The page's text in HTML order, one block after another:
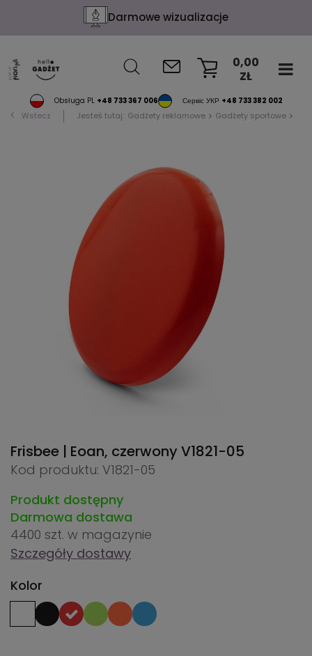
Darmowe wizualizacje
Obsługa PL +48 733 367 006 Сервіс УКР +48 733 382 002
0,00
ZŁ
Wstecz Jesteś tutaj: Gadżety reklamowe Gadżety sportowe
Frisbee | Eoan, czerwonyV1821-05
Kod produktu: V1821-05
Produkt dostępny
Darmowa dostawa
4400 szt. w magazynie
Szczegóły dostawy
Kolor